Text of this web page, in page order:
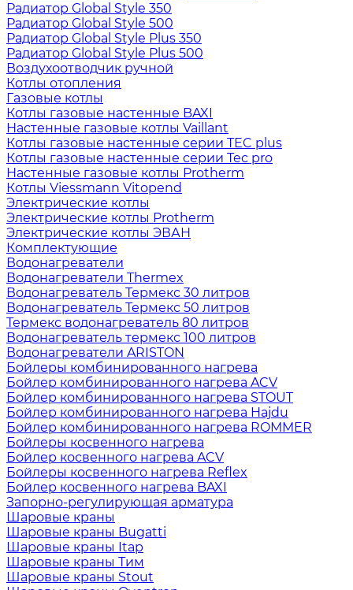
Радиатор Global Style 350
Радиатор Global Style 500
Радиатор Global Style Plus 350
Радиатор Global Style Plus 500
Воздухоотводчик ручной
Котлы отопления
Газовые котлы
Котлы газовые настенные BAXI
Настенные газовые котлы Vaillant
Котлы газовые настенные серии TEC plus
Котлы газовые настенные серии Tec pro
Настенные газовые котлы Protherm
Котлы Viessmann Vitopend
Электрические котлы
Электрические котлы Protherm
Электрические котлы ЭВАН
Комплектующие
Водонагреватели
Водонагреватели Thermex
Водонагреватель Термекс 30 литров
Водонагреватель Термекс 50 литров
Термекс водонагреватель 80 литров
Водонагреватель термекс 100 литров
Водонагреватели ARISTON
Бойлеры комбинированного нагрева
Бойлер комбинированного нагрева ACV
Бойлер комбинированного нагрева STOUT
Бойлер комбинированного нагрева Hajdu
Бойлер комбинированного нагрева ROMMER
Бойлеры косвенного нагрева
Бойлер косвенного нагрева ACV
Бойлеры косвенного нагрева Reflex
Бойлер косвенного нагрева BAXI
Запорно-регулирующая арматура
Шаровые краны
Шаровые краны Bugatti
Шаровые краны Itap
Шаровые краны Тим
Шаровые краны Stout